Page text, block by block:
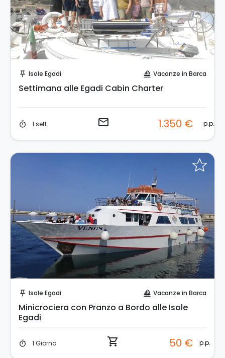
push_pin Isole Egadi sailing Vacanze in Barca
Settimana alle Egadi Cabin Charter
timer 1 sett. email 1.350 € p.p.
push_pin Isole Egadi sailing Vacanze in Barca
Minicrociera con Pranzo a Bordo alle Isole
Egadi
timer 1 Giorno shopping_cart 50 € p.p.